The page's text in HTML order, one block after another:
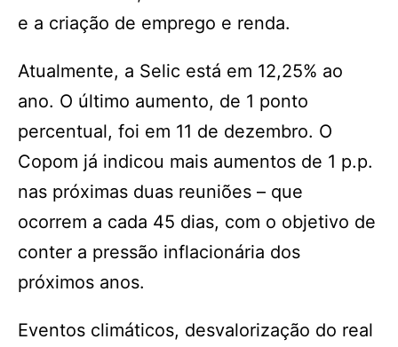
e a criação de emprego e renda.
Atualmente, a Selic está em 12,25% ao
ano. O último aumento, de 1 ponto
percentual, foi em 11 de dezembro. O
Copom já indicou mais aumentos de 1 p.p.
nas próximas duas reuniões – que
ocorrem a cada 45 dias, com o objetivo de
conter a pressão inflacionária dos
próximos anos.
Eventos climáticos, desvalorização do real